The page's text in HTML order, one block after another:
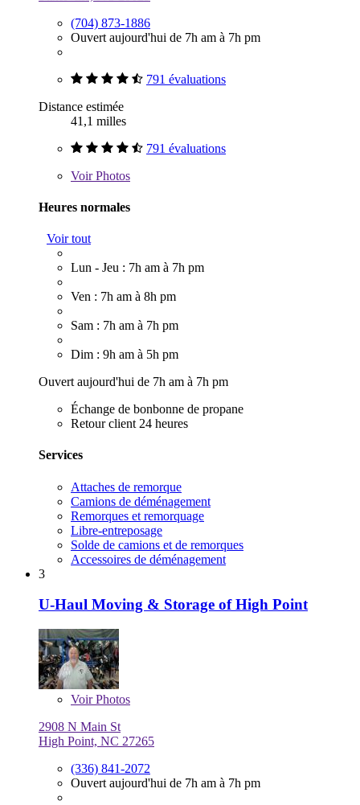
(704) 873-1886
Ouvert aujourd'hui de 7h am à 7h pm
791 évaluations
Distance estimée
41,1 milles
791 évaluations
VoirPhotos
Heures normales
Voir tout
Lun - Jeu : 7h am à 7h pm
Ven : 7h am à 8h pm
Sam : 7h am à 7h pm
Dim : 9h am à 5h pm
Ouvert aujourd'hui de 7h am à 7h pm
Échange de bonbonne de propane
Retour client 24 heures
Services
Attaches de remorque
Camions de déménagement
Remorques et remorquage
Libre-entreposage
Solde de camions et de remorques
Accessoires de déménagement
3
U-Haul Moving & Storage of High Point
VoirPhotos
2908 N Main St
High Point, NC 27265
(336) 841-2072
Ouvert aujourd'hui de 7h am à 7h pm